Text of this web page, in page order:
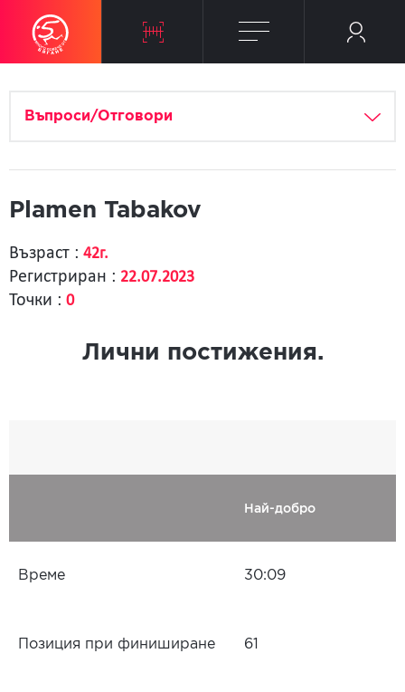
Въпроси/Отговори
Plamen Tabakov
Възраст : 42г.
Регистриран : 22.07.2023
Точки : 0
Лични постижения.
Най-добро
Време 30:09
Позиция при финиширане 61